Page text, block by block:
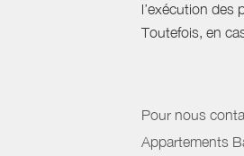
l’exécution des
Toutefois, en
Pour nous
Appartements